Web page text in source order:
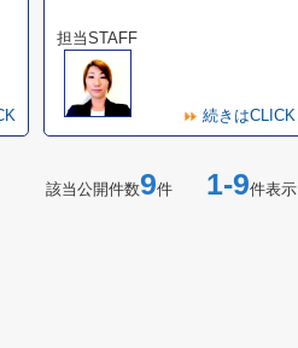
担当STAFF
続きはCLICK
該当公開件数9件 1-9件表示